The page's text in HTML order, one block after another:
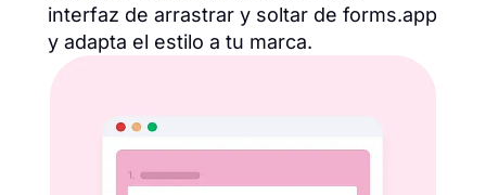
interfaz de arrastrar y soltar de forms.app
y adapta el estilo a tu marca.